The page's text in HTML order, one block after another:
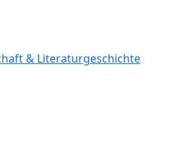
& Literaturgeschichte